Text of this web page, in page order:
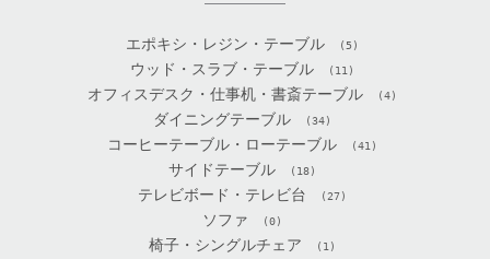
エポキシ・レジン・テーブル (5)
ウッド・スラブ・テーブル (11)
オフィスデスク・仕事机・書斎テーブル (4)
ダイニングテーブル (34)
コーヒーテーブル・ローテーブル (41)
サイドテーブル (18)
テレビボード・テレビ台 (27)
ソファ (0)
椅子・シングルチェア (1)